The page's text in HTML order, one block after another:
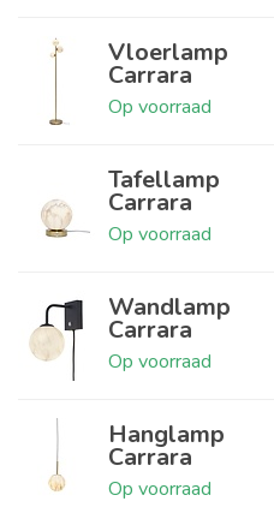
Vloerlamp
Carrara
Op voorraad
Tafellamp
Carrara
Op voorraad
Wandlamp
Carrara
Op voorraad
Hanglamp
Carrara
Op voorraad